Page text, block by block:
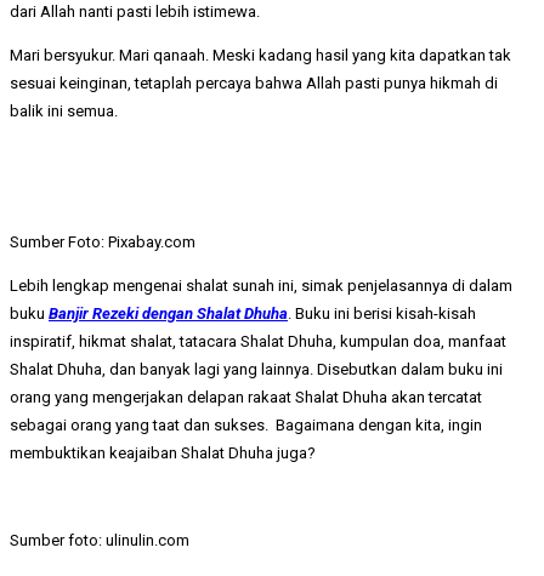
dari Allah nanti pasti lebih istimewa.
Mari bersyukur. Mari qanaah. Meski kadang hasil yang kita dapatkan tak
sesuai keinginan, tetaplah percaya bahwa Allah pasti punya hikmah di
balik ini semua.
Sumber Foto: Pixabay.com
Lebih lengkap mengenai shalat sunah ini, simak penjelasannya di dalam
buku Banjir Rezeki dengan Shalat Dhuha. Buku ini berisi kisah-kisah
inspiratif, hikmat shalat, tatacara Shalat Dhuha, kumpulan doa, manfaat
Shalat Dhuha, dan banyak lagi yang lainnya. Disebutkan dalam buku ini
orang yang mengerjakan delapan rakaat Shalat Dhuha akan tercatat
sebagai orang yang taat dan sukses. Bagaimana dengan kita, ingin
membuktikan keajaiban Shalat Dhuha juga?
Sumber foto: ulinulin.com